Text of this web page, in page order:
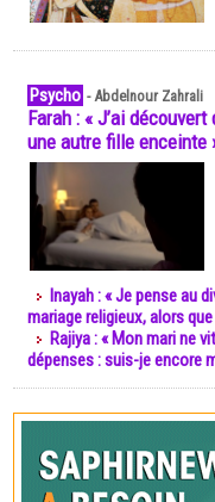
Psycho -Abdelnour Zahrali
Farah : « J’ai
une autre fille enceinte
Inayah : « Je pense au
mariage religieux, alors
Rajiya : « Mon mari ne
dépenses : suis-je encore